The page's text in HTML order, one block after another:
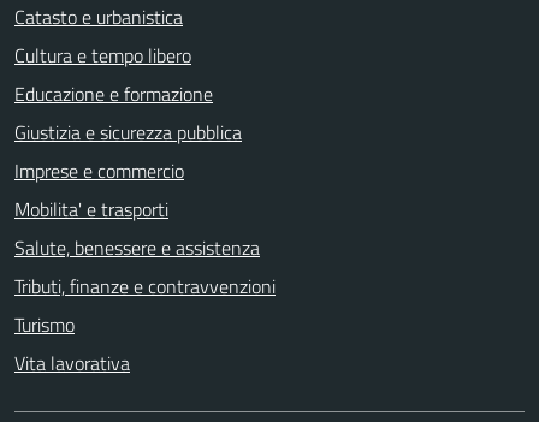
Catasto e urbanistica
Cultura e tempo libero
Educazione e formazione
Giustizia e sicurezza pubblica
Imprese e commercio
Mobilita' e trasporti
Salute, benessere e assistenza
Tributi, finanze e contravvenzioni
Turismo
Vita lavorativa